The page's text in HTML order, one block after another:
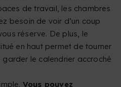
de travail, les chambres
besoin de voir d’un coup
réserve. De plus, le
en haut permet de tourner
le calendrier accroché
Vous pouvez